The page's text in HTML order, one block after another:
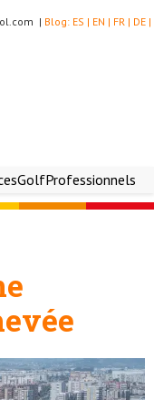
DE |
FR |
EN |
ES |
Blog:
|
GolfProfessionnels